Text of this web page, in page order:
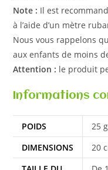
Note : Il est
à l’aide d’un mètre
Nous vous rappelons
aux enfants de moins
Attention : le produit
Informations
POIDS
25 g
DIMENSIONS
20